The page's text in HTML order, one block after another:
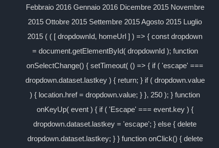
Febbraio 2016 Gennaio 2016 Dicembre 2015 Novembre
2015 Ottobre 2015 Settembre 2015 Agosto 2015 Luglio
2015 ( ( [ dropdownId, homeUrl ] ) => { const dropdown
= document.getElementById( dropdownId ); function
onSelectChange() { setTimeout( () => { if ( 'escape' ===
dropdown.dataset.lastkey ) { return; } if ( dropdown.value
) { location.href = dropdown.value; } }, 250 ); } function
onKeyUp( event ) { if ( 'Escape' === event.key ) {
dropdown.dataset.lastkey = 'escape'; } else { delete
dropdown.dataset.lastkey; } } function onClick() { delete